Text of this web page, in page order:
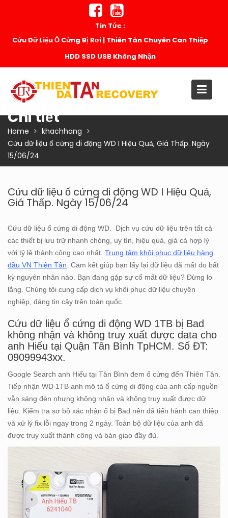
Tin Tức :
Cứu Dữ Liệu Ổ Cứng Bị Rơi | Thiên Tân Chuyên Can Thiệp
HDD SSD USB Không Nhận
Chi tiết
Home
khachhang
Cứu dữ liệu ổ cứng di động WD I Hiệu Quả, Giá Thấp. Ngày
15/06/24
Cứu dữ liệu ổ cứng di động WD I Hiệu Quả,
Giá Thấp. Ngày 15/06/24
Cứu dữ liệu ổ cứng di động WD. Dịch vụ cứu dữ liệu trên tất cả
các thiết bị lưu trữ nhanh chóng, uy tín, hiệu quả, giả cả hợp lý
với tỷ lệ thành công cao nhất. Trung tâm khôi phục dữ liệu hàng
đầu VN Thiên Tân. Cam kết giúp bạn lấy lại dữ liệu đã mất do bất
kỳ nguyên nhân nào. Bạn đang gặp sự cố mất dữ liệu? Đừng lo
lắng. Chúng tôi cung cấp dịch vụ khôi phục dữ liệu chuyên
nghiệp, đáng tin cậy trên toàn quốc.
Cứu dữ liệu ổ cứng di động WD 1TB bị Bad
không nhận và không truy xuất được data cho
anh Hiếu tại Quận Tân Bình TpHCM. Số ĐT:
09099943xx.
Google Search anh Hiếu tại Tân Bình đem ổ cứng đến Thiên Tân.
Tiếp nhận WD 1TB anh mô tả ổ cứng di động của anh cấp nguồn
vẫn sáng đèn nhưng không nhận và không truy xuất được dữ
liệu. Kiểm tra sơ bộ xác nhận ổ bị Bad nên đã tiến hành can thiệp
và xử lý fix lỗi ngay trong 2 ngày. Toàn bộ dữ liệu của anh đã
được truy xuất thành công và bàn giao đầy đủ.